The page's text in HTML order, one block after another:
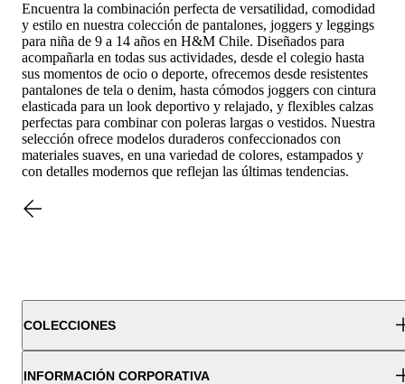
Encuentra la combinación perfecta de versatilidad, comodidad
y estilo en nuestra colección de pantalones, joggers y leggings
para niña de 9 a 14 años en H&M Chile. Diseñados para
acompañarla en todas sus actividades, desde el colegio hasta
sus momentos de ocio o deporte, ofrecemos desde resistentes
pantalones de tela o denim, hasta cómodos joggers con cintura
elasticada para un look deportivo y relajado, y flexibles calzas
perfectas para combinar con poleras largas o vestidos. Nuestra
selección ofrece modelos duraderos confeccionados con
materiales suaves, en una variedad de colores, estampados y
con detalles modernos que reflejan las últimas tendencias.
COLECCIONES
INFORMACIÓN CORPORATIVA